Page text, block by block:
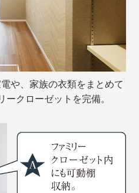
や、家族の衣類をまとめて
クローゼットを完備。